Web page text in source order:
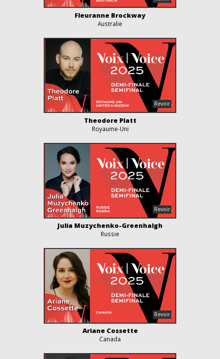
Fleuranne Brockway
Australie
Theodore Platt
Royaume-Uni
Julia Muzychenko-Greenhalgh
Russie
Ariane Cossette
Canada